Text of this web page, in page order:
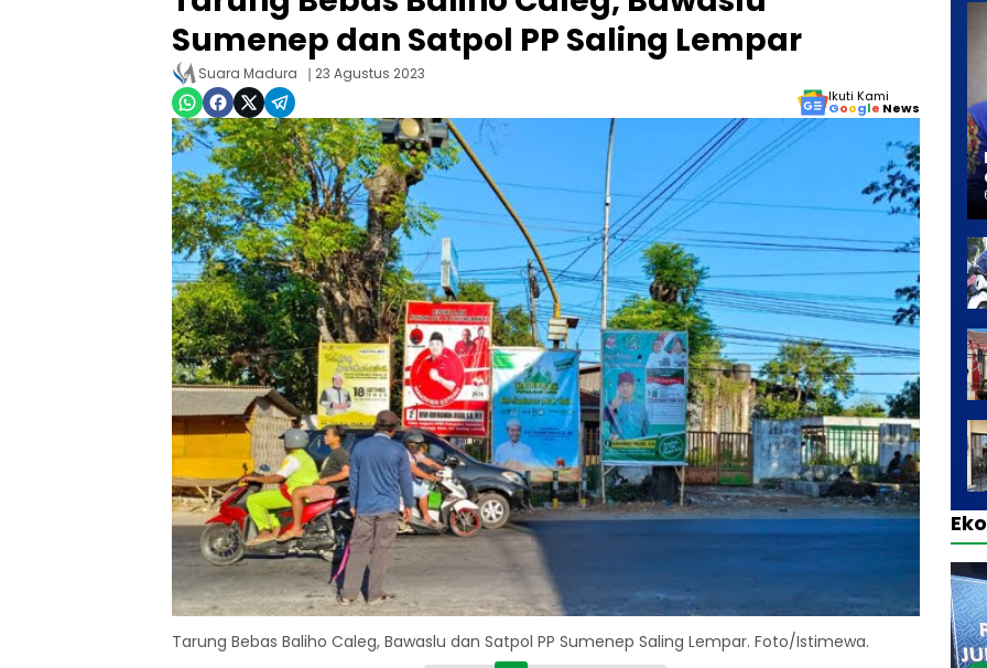
Sumenep dan Satpol PP Saling Lempar
Suara Madura 23 Agustus 2023
Ikuti Kami
Google News
Tarung Bebas Baliho Caleg, Bawaslu dan Satpol PP Sumenep Saling Lempar. Foto/Istimewa.